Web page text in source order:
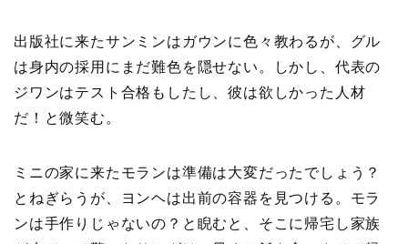
出版社に来たサンミンはガウンに色々教わるが、グル
は身内の採用にまだ難色を隠せない。しかし、代表の
ジワンはテスト合格もしたし、彼は欲しかった人材
だ！と微笑む。
ミニの家に来たモランは準備は大変だったでしょう？
とねぎらうが、ヨンヘは出前の容器を見つける。モラ
ンは手作りじゃないの？と睨むと、そこに帰宅し家族